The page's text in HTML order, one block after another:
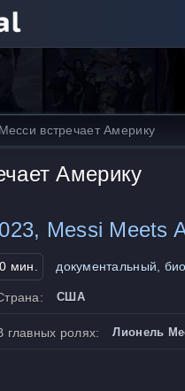
встречает Америку
Америку
Messi Meets
мин. документальный,
США
главных ролях: Лионель